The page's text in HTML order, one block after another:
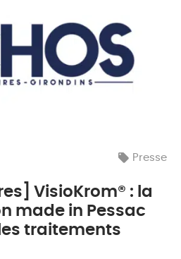
Presse
VisioKrom® : la
made in Pessac
traitements